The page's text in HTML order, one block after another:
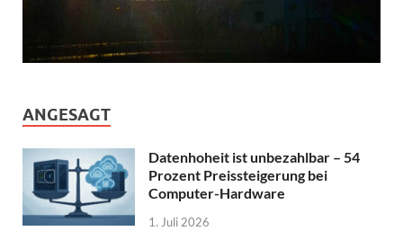
ANGESAGT
Datenhoheit ist unbezahlbar – 54
Prozent Preissteigerung bei
Computer-Hardware
1. Juli 2026